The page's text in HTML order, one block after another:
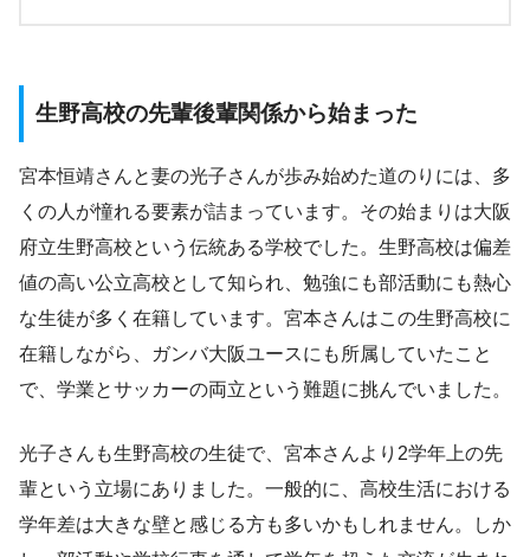
生野高校の先輩後輩関係から始まった
宮本恒靖さんと妻の光子さんが歩み始めた道のりには、多
くの人が憧れる要素が詰まっています。その始まりは大阪
府立生野高校という伝統ある学校でした。生野高校は偏差
値の高い公立高校として知られ、勉強にも部活動にも熱心
な生徒が多く在籍しています。宮本さんはこの生野高校に
在籍しながら、ガンバ大阪ユースにも所属していたこと
で、学業とサッカーの両立という難題に挑んでいました。
光子さんも生野高校の生徒で、宮本さんより2学年上の先
輩という立場にありました。一般的に、高校生活における
学年差は大きな壁と感じる方も多いかもしれません。しか